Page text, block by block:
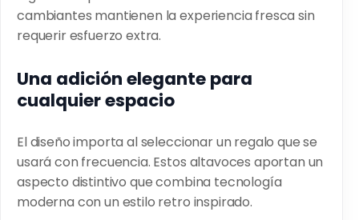
cambiantes mantienen la experiencia fresca sin
requerir esfuerzo extra.
Una adición elegante para
cualquier espacio
El diseño importa al seleccionar un regalo que se
usará con frecuencia. Estos altavoces aportan un
aspecto distintivo que combina tecnología
moderna con un estilo retro inspirado.